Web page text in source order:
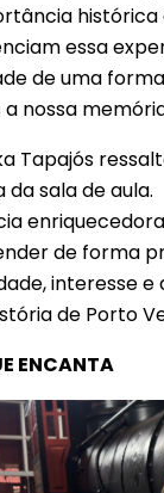
histórica
essa
de uma
nossa
Tapajós
sala de aula.
de forma
interesse e
de Porto
ENCANTA